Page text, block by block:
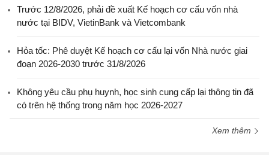
Trước 12/8/2026, phải đề xuất Kế hoạch cơ cấu vốn nhà
nước tại BIDV, VietinBank và Vietcombank
Hỏa tốc: Phê duyệt Kế hoạch cơ cấu lại vốn Nhà nước giai
đoạn 2026-2030 trước 31/8/2026
Không yêu cầu phụ huynh, học sinh cung cấp lại thông tin đã
có trên hệ thống trong năm học 2026-2027
Xem thêm